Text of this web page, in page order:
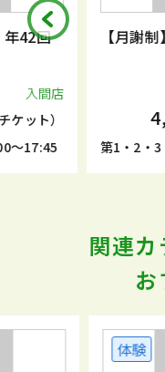
回
入間店
ット）
17:45
【月謝制
第1・2・3
関連
体験